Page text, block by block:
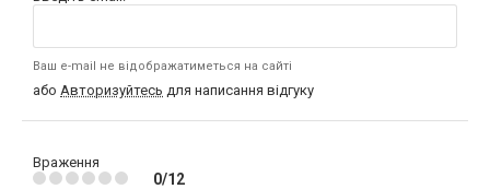
Ваш e-mail не відображатиметься на сайті
або Авторизуйтесь для написання відгуку
Враження
0/12